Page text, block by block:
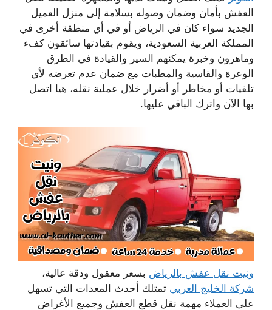
العفش بأمان وضمان وصوله بسلامة إلى منزل العميل
الجديد سواء كان في الرياض أو في أي منطقة أخرى في
المملكة العربية السعودية، ويقوم بقيادتها سائقون كفء
وماهرون وخبرة يمكنهم السير والقيادة في الطرق
الوعرة والقاسية والمطبات مع ضمان عدم تعرضه لأي
تلفيات أو مخاطر أو أضرار خلال عملية نقله، هيا اتصل
بها الآن واترك الباقي عليها.
ونيت نقل عفش بالرياض بسعر معقول ودقة عالية،
شركة الخليج العربي تمتلك أحدث المعدات التي تسهل
على العملاء مهمة نقل قطع العفش وجميع الأغراض